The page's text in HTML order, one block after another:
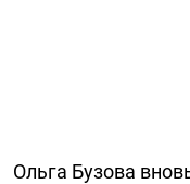
Ольга Бузова